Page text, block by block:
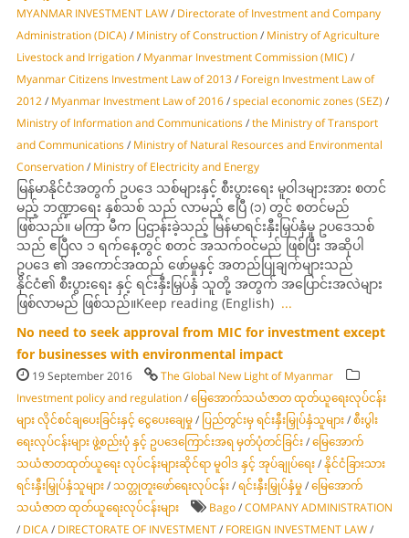
MYANMAR INVESTMENT LAW/ Directorate of Investment and Company
Administration (DICA) / Ministry of Construction/ Ministry of Agriculture
Livestock and Irrigation/ Myanmar Investment Commission (MIC) /
Myanmar Citizens Investment Law of 2013/ Foreign Investment Law of
2012/ Myanmar Investment Law of 2016/special economic zones (SEZ) /
Ministry of Information and Communications/the Ministry of Transport
and Communications/ Ministry of Natural Resources and Environmental
Conservation/ Ministry of Electricity and Energy
မြန်မာနိုင်ငံအတွက် ဥပဒေ သစ်များနှင့် စီးပွားရေး မူဝါဒများအား စတင်
မည့် ဘဏ္ဍာရေး နှစ်သစ် သည် လာမည့် ဧပြီ (၁) တွင် စတင်မည်
ဖြစ်သည်။ မကြာ မီက ပြဌာန်းခဲ့သည့် မြန်မာရင်းနှီးမြှပ်နှံမှု ဥပဒေသစ်
သည် ဧပြီလ ၁ ရက်နေ့တွင် စတင် အသက်ဝင်မည် ဖြစ်ပြီး အဆိုပါ
ဥပဒေ ၏ အကောင်အထည် ဖော်မှုနှင့် အတည်ပြုချက်များသည်
နိုင်ငံ၏ စီးပွားရေး နှင့် ရင်းနှီးမြှပ်နှံ သူတို့ အတွက် အပြောင်းအလဲများ
ဖြစ်လာမည် ဖြစ်သည်။Keep reading (English) ...
No need to seek approval from MIC for investment except
for businesses with environmental impact
19 September 2016
The Global New Light of Myanmar
Investment policy and regulation/မြေအောက်သယံဇာတ ထုတ်ယူရေးလုပ်ငန်း
များ လိုင်စင်ချပေးခြင်းနှင့် ငွေပေးချေမှု/ ပြည်တွင်းမှ ရင်းနှီးမြှုပ်နှံသူများ/စီးပွါး
ရေးလုပ်ငန်းများ ဖွဲ့စည်းပုံ နှင့် ဥပဒေကြောင်းအရ မှတ်ပုံတင်ခြင်း/မြေအောက်
သယံဇာတထုတ်ယူရေး လုပ်ငန်းများဆိုင်ရာ မူဝါဒ နှင့် အုပ်ချုပ်ရေး/နိုင်ငံခြားသား
ရင်းနှီးမြှုပ်နှံသူများ/သတ္တုတူးဖော်ရေးလုပ်ငန်း/ရင်းနှီးမြှုပ်နှံမှု/မြေအောက်
သယံဇာတ ထုတ်ယူရေးလုပ်ငန်းများ
Bago/COMPANY ADMINISTRATION
/ DICA/ DIRECTORATE OF INVESTMENT/ FOREIGN INVESTMENT LAW/